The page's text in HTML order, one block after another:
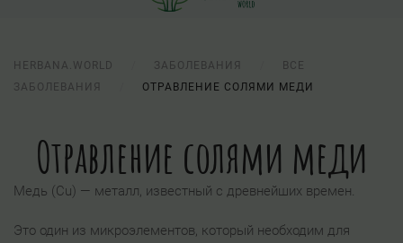
HERBANA.WORLD ЗАБОЛЕВАНИЯ
ВСЕ
ЗАБОЛЕВАНИЯ
ОТРАВЛЕНИЕ СОЛЯМИ МЕДИ
Отравление солями меди
Медь (Сu) — металл, известный с древнейших времен.
Это один из микроэлементов, который необходим для